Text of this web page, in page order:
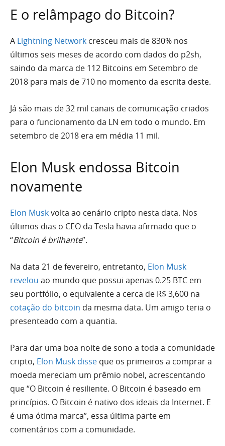
E o relâmpago do Bitcoin?
A Lightning Network cresceu mais de 830% nos
últimos seis meses de acordo com dados do p2sh,
saindo da marca de 112 Bitcoins em Setembro de
2018 para mais de 710 no momento da escrita deste.
Já são mais de 32 mil canais de comunicação criados
para o funcionamento da LN em todo o mundo. Em
setembro de 2018 era em média 11 mil.
Elon Musk endossa Bitcoin
novamente
Elon Muskvolta ao cenário cripto nesta data. Nos
últimos dias o CEO da Tesla havia afirmado que o
“Bitcoin é brilhante”.
Na data 21 de fevereiro, entretanto, Elon Musk
revelou ao mundo que possui apenas 0.25 BTC em
seu portfólio, o equivalente a cerca de R$ 3,600 na
cotação do bitcoin da mesma data. Um amigo teria o
presenteado com a quantia.
Para dar uma boa noite de sono a toda a comunidade
cripto, Elon Musk disse que os primeiros a comprar a
moeda mereciam um prêmio nobel, acrescentando
que “O Bitcoin é resiliente. O Bitcoin é baseado em
princípios. O Bitcoin é nativo dos ideais da Internet. E
é uma ótima marca”, essa última parte em
comentários com a comunidade.